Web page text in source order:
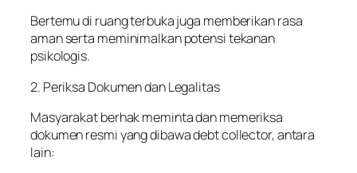
Bertemu di ruang terbuka juga memberikan rasa
aman serta meminimalkan potensi tekanan
psikologis.
2. Periksa Dokumen dan Legalitas
Masyarakat berhak meminta dan memeriksa
dokumen resmi yang dibawa debt collector, antara
lain: